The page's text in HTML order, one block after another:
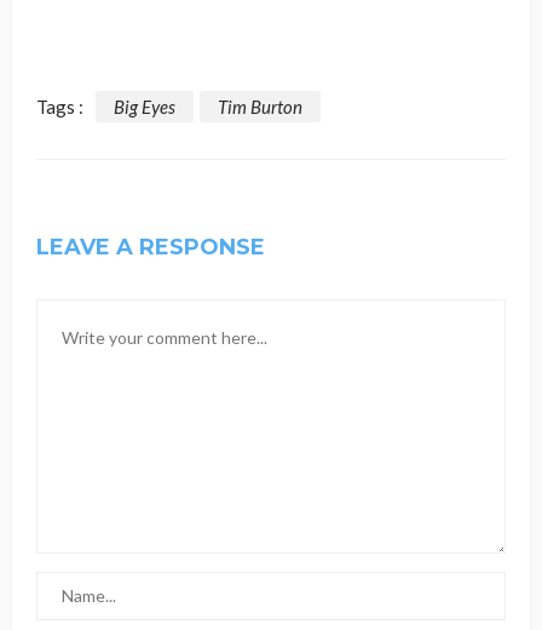
Tags : Big Eyes Tim Burton
LEAVE A RESPONSE